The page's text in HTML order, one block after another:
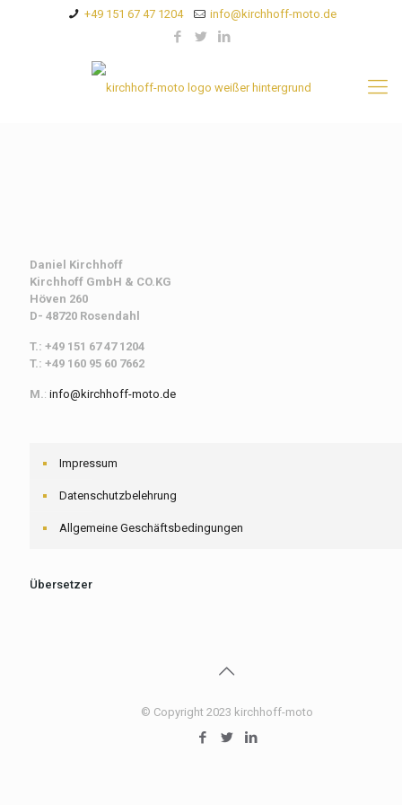
+49 151 67 47 1204 info@kirchhoff-moto.de
Daniel Kirchhoff
Kirchhoff GmbH & CO.KG
Höven 260
D- 48720 Rosendahl
T.: +49 151 67 47 1204
T.: +49 160 95 60 7662
M.: info@kirchhoff-moto.de
Impressum
Datenschutzbelehrung
Allgemeine Geschäftsbedingungen
Übersetzer
© Copyright 2023 kirchhoff-moto